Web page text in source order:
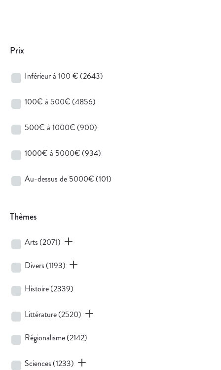
Prix
Inférieur à 100 € (2643)
100€ à 500€ (4856)
500€ à 1000€ (900)
1000€ à 5000€ (934)
Au-dessus de 5000€ (101)
Thèmes
Arts (2071)
Divers (1193)
Histoire(2339)
Littérature(2520)
Régionalisme(2142)
Sciences (1233)